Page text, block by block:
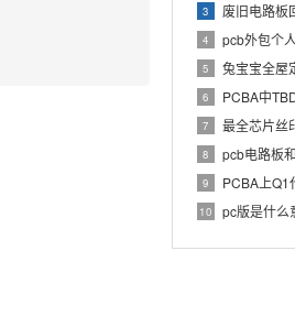
3 废旧电路板
4 pcb外包个
5 兔宝宝全屋
6 PCBA中TBD是什么
7 最全芯片丝
8 pcb电路板
9 PCBA上Q1代表什么
10 pc版是什么